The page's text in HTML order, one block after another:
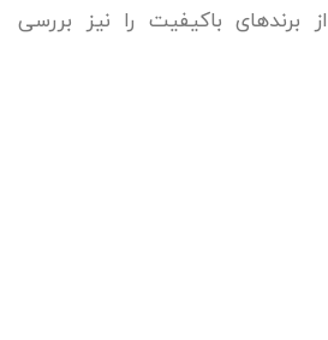
از برندهای باکیفیت را نیز بررسی